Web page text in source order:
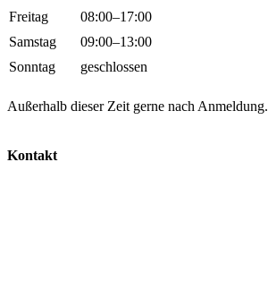
Freitag
08:00–17:00
Samstag
09:00–13:00
Sonntag
geschlossen
Außerhalb dieser Zeit gerne nach Anmeldung.
Kontakt